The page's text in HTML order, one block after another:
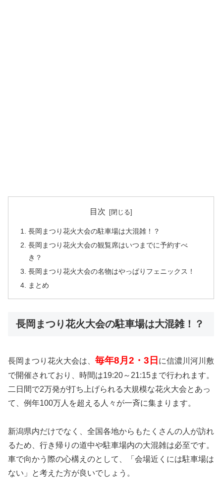
目次
長岡まつり花火大会の駐車場は大混雑！？
長岡まつり花火大会の観覧席はいつまでに予約すべ
き？
長岡まつり花火大会の名物はやっぱりフェニックス！
まとめ
長岡まつり花火大会の駐車場は大混雑！？
長岡まつり花火大会は、 毎年8月2・3日 に信濃川河川敷
で開催されており、時間は19:20～21:15まで行われます。
二日間で2万発が打ち上げられる大規模な花火大会とあっ
て、例年100万人を超える人々が一斉に集まります。
新潟県内だけでなく、全国各地からもたくさんの人が訪れ
るため、行き帰りの道中や駐車場内の大混雑は必至です。
車で向かう際の心構えのとして、
「会場近くには駐車場は
ない」
と考えた方が良いでしょう。